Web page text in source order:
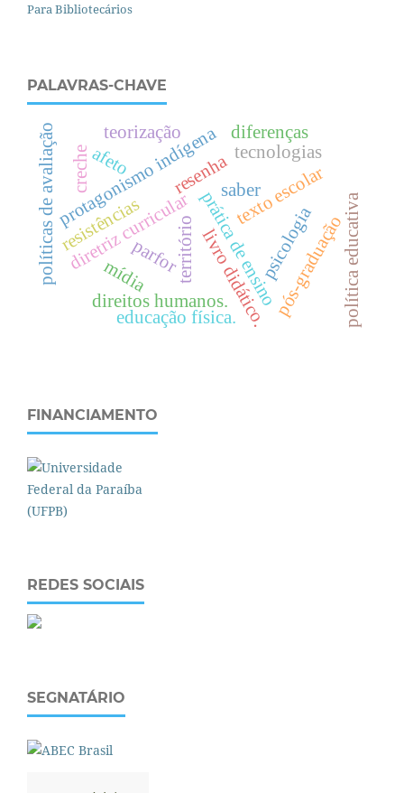
Para Bibliotecários
PALAVRAS-CHAVE
resenha
território
diretriz curricularprática de ensino
texto escolar
políticas de avaliação pós-graduação
protagonismo indígenasaber
política educativa
mídia livro didático.
direitos humanos.
parfor
educação física.
creche
psicologia
tecnologias
teorização diferenças
afeto
resistências
FINANCIAMENTO
REDES SOCIAIS
SEGNATÁRIO